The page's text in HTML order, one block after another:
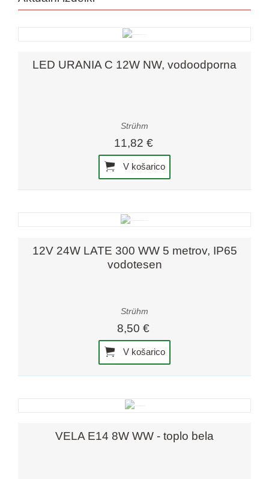
LED URANIA C 12W NW, vodoodporna
Strühm
11,82 €
V košarico
12V 24W LATE 300 WW 5 metrov, IP65
vodotesen
Strühm
8,50 €
V košarico
VELA E14 8W WW - toplo bela